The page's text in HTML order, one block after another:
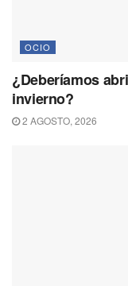
OCIO
¿Deberíamos
invierno?
2 AGOSTO, 2026